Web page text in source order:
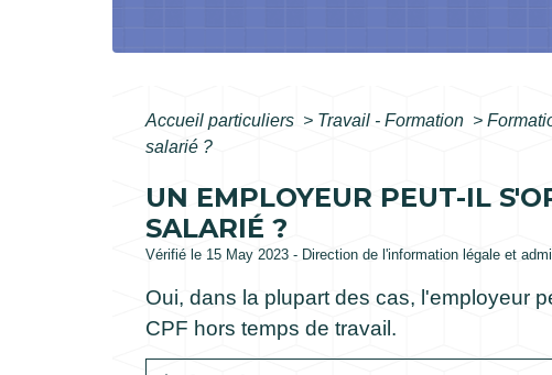
Accueil particuliers > Travail - Formation >
salarié ?
UN EMPLOYEUR PEUT-IL
SALARIÉ ?
Vérifié le 15 May 2023 - Direction de l'information légale et
Oui, dans la plupart des cas, l'employeur
CPF hors temps de travail.